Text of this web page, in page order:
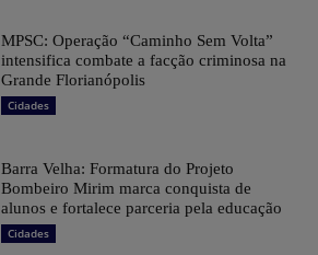
MPSC: Operação “Caminho Sem Volta”
intensifica combate a facção criminosa na
Grande Florianópolis
Cidades
Barra Velha: Formatura do Projeto
Bombeiro Mirim marca conquista de
alunos e fortalece parceria pela educação
Cidades